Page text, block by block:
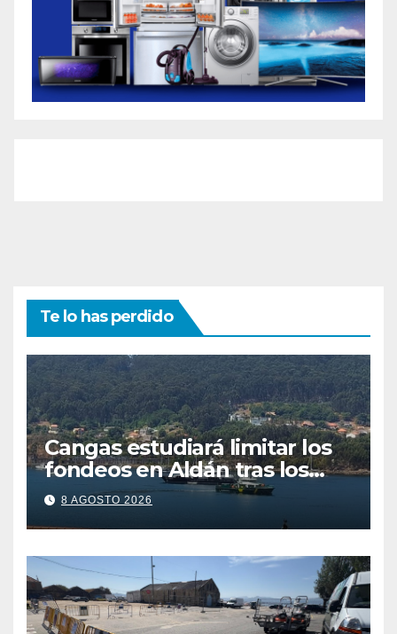
Te lo has perdido
Cangas estudiará limitar los
fondeos en Aldán tras los
últimos episodios de
contaminación en O Con
8 AGOSTO 2026